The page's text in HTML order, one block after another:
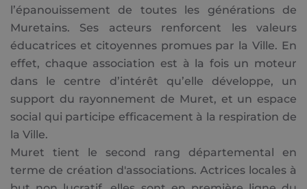
l’épanouissement de toutes les générations de
Muretains. Ses acteurs renforcent les valeurs
éducatrices et citoyennes promues par la Ville. En
effet, chaque association est à la fois un moteur
dans le centre d’intérêt qu’elle développe, un
support du rayonnement de Muret, et un espace
social qui participe efficacement à la respiration de
la Ville.
Muret tient le second rang départemental en
terme de création d'associations. Actrices locales à